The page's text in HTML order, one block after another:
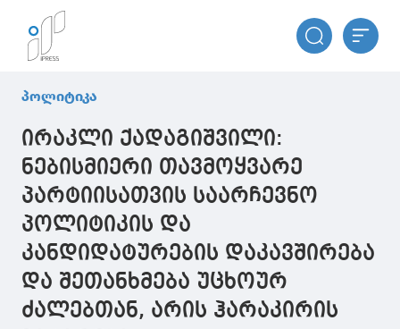
პოლიტიკა
ირაკლი ქადაგიშვილი:
ნებისმიერი თავმოყვარე
პარტიისათვის საარჩევნო
პოლიტიკის და
კანდიდატურების დაკავშირება
და შეთანხმება უცხოურ
ძალებთან, არის ჰარაკირის